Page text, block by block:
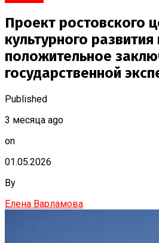
Проект ростовского
культурного развития
положительное
государственной
Published
3 месяца ago
on
01.05.2026
By
Елена Варламова